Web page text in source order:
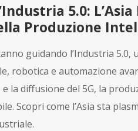
5.0:
Produzione
guidando l’Industria 5.0,
robotica e automazione
e la diffusione del 5G, la
Scopri come l’Asia sta